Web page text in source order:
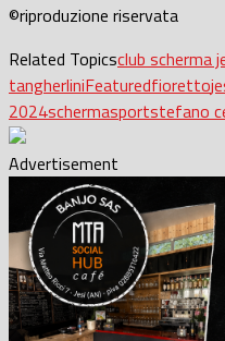
©riproduzione riservata
Related Topicsclub scherma
tangherliniFeaturedfioretto
2024schermasportstefano
Advertisement